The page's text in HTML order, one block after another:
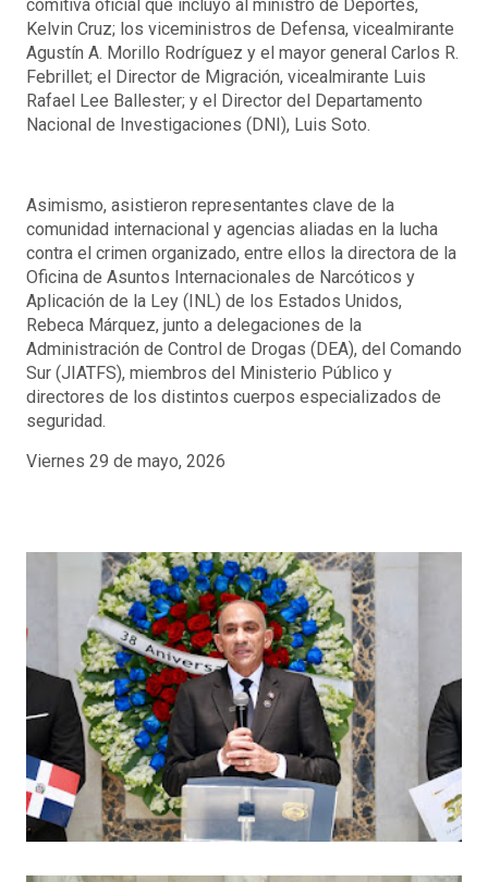
comitiva oficial que incluyó al ministro de Deportes,
Kelvin Cruz; los viceministros de Defensa, vicealmirante
Agustín A. Morillo Rodríguez y el mayor general Carlos R.
Febrillet; el Director de Migración, vicealmirante Luis
Rafael Lee Ballester; y el Director del Departamento
Nacional de Investigaciones (DNI), Luis Soto.
Asimismo, asistieron representantes clave de la
comunidad internacional y agencias aliadas en la lucha
contra el crimen organizado, entre ellos la directora de la
Oficina de Asuntos Internacionales de Narcóticos y
Aplicación de la Ley (INL) de los Estados Unidos,
Rebeca Márquez, junto a delegaciones de la
Administración de Control de Drogas (DEA), del Comando
Sur (JIATFS), miembros del Ministerio Público y
directores de los distintos cuerpos especializados de
seguridad.
Viernes 29 de mayo, 2026